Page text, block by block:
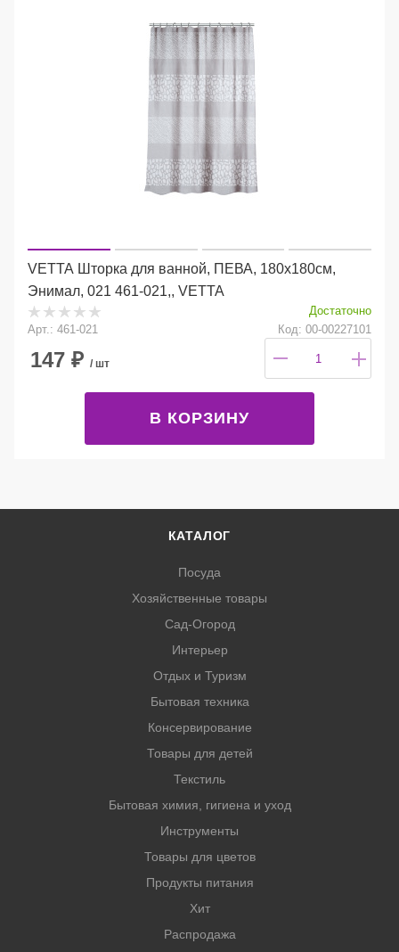
VETTA Шторка для ванной, ПЕВА, 180х180см,
Энимал, 021 461-021,, VETTA
Достаточно
Арт.: 461-021
Код: 00-00227101
147 ₽ / шт
В КОРЗИНУ
КАТАЛОГ
Посуда
Хозяйственные товары
Сад-Огород
Интерьер
Отдых и Туризм
Бытовая техника
Консервирование
Товары для детей
Текстиль
Бытовая химия, гигиена и уход
Инструменты
Товары для цветов
Продукты питания
Хит
Распродажа